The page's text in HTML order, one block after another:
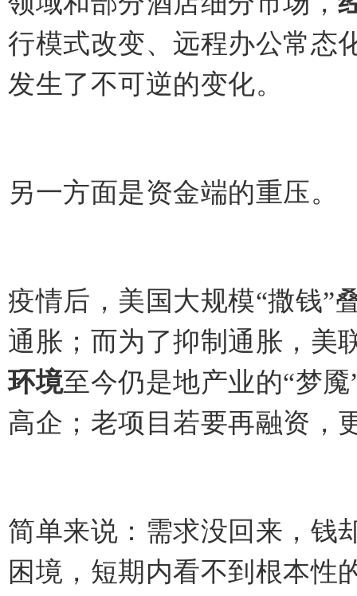
行模式改变、远程办公常态
发生了不可逆的变化。
另一方面是资金端的重压。
疫情后，美国大规模“撒钱”
通胀；而为了抑制通胀，美
环境至今仍是地产业的“梦
高企；老项目若要再融资，
简单来说：需求没回来，钱
困境，短期内看不到根本性